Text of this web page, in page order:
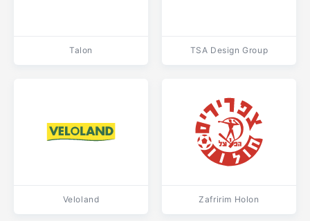
Talon TSA Design Group
Veloland Zafririm Holon